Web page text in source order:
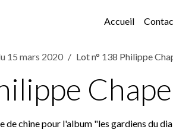
Accueil
15 mars 2020 Lot n° 138 Philippe
chine pour l'album "les gardiens du